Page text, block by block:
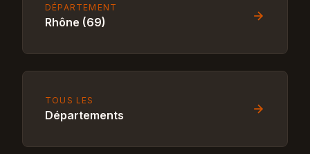
DÉPARTEMENT
Rhône (69)
TOUS LES
Départements